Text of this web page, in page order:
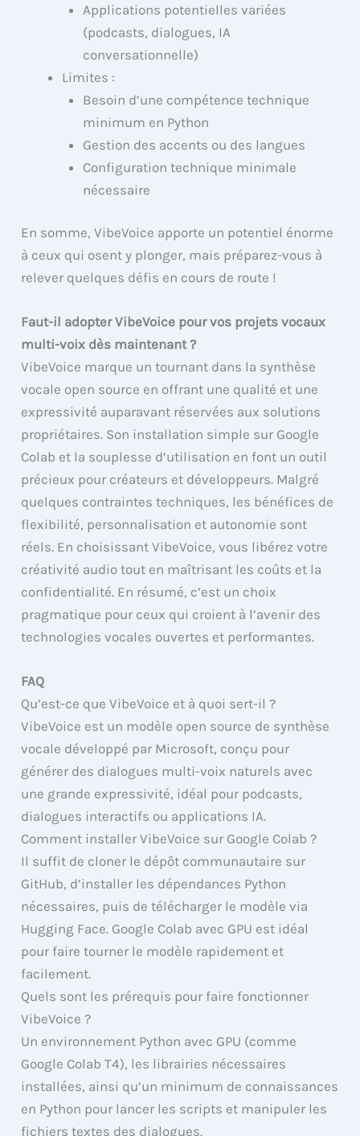
Applications potentielles variées
(podcasts, dialogues, IA
conversationnelle)
Limites :
Besoin d’une compétence technique
minimum en Python
Gestion des accents ou des langues
Configuration technique minimale
nécessaire
En somme, VibeVoice apporte un potentiel énorme
à ceux qui osent y plonger, mais préparez-vous à
relever quelques défis en cours de route !
Faut-il adopter VibeVoice pour vos projets vocaux
multi-voix dès maintenant ?
VibeVoice marque un tournant dans la synthèse
vocale open source en offrant une qualité et une
expressivité auparavant réservées aux solutions
propriétaires. Son installation simple sur Google
Colab et la souplesse d’utilisation en font un outil
précieux pour créateurs et développeurs. Malgré
quelques contraintes techniques, les bénéfices de
flexibilité, personnalisation et autonomie sont
réels. En choisissant VibeVoice, vous libérez votre
créativité audio tout en maîtrisant les coûts et la
confidentialité. En résumé, c’est un choix
pragmatique pour ceux qui croient à l’avenir des
technologies vocales ouvertes et performantes.
FAQ
Qu’est-ce que VibeVoice et à quoi sert-il ?
VibeVoice est un modèle open source de synthèse
vocale développé par Microsoft, conçu pour
générer des dialogues multi-voix naturels avec
une grande expressivité, idéal pour podcasts,
dialogues interactifs ou applications IA.
Comment installer VibeVoice sur Google Colab ?
Il suffit de cloner le dépôt communautaire sur
GitHub, d’installer les dépendances Python
nécessaires, puis de télécharger le modèle via
Hugging Face. Google Colab avec GPU est idéal
pour faire tourner le modèle rapidement et
facilement.
Quels sont les prérequis pour faire fonctionner
VibeVoice ?
Un environnement Python avec GPU (comme
Google Colab T4), les librairies nécessaires
installées, ainsi qu’un minimum de connaissances
en Python pour lancer les scripts et manipuler les
fichiers textes des dialogues.